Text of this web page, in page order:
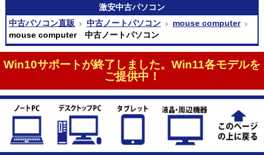
激安中古パソコン
中古パソコン直販
中古ノートパソコン
mouse computer
mouse computer 中古ノートパソコン
Win10サポートが終了しました。Win11各モデルを
ご提供中！